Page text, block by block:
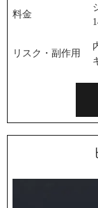
料金
リスク・副作用